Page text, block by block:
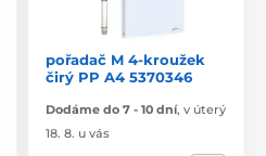
pořadač M 4-kroužek
čirý PP A4 5370346
Dodáme do 7 - 10 dní, v úterý
18. 8. u vás